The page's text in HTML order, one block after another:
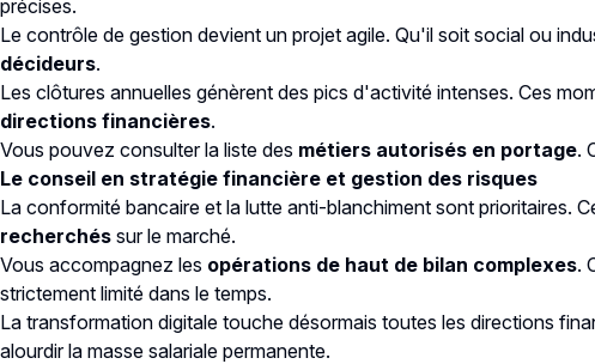
précises.
Le contrôle de gestion devient un projet agile. Qu'il soit social ou
décideurs.
Les clôtures annuelles génèrent des pics d'activité intenses. Ces
directions financières.
Vous pouvez consulter la liste des métiers autorisés en portage.
Le conseil en stratégie financière et gestion des risques
La conformité bancaire et la lutte anti-blanchiment sont prioritaires.
recherchés sur le marché.
Vous accompagnez les opérations de haut de bilan complexes.
strictement limité dans le temps.
La transformation digitale touche désormais toutes les directions
alourdir la masse salariale permanente.